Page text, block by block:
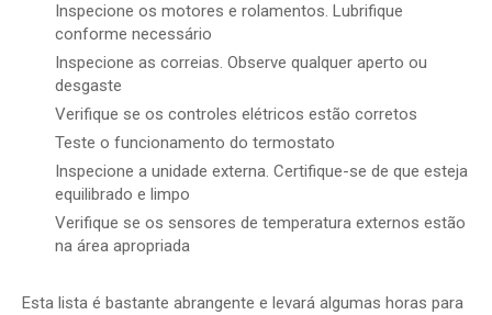
Inspecione os motores e rolamentos. Lubrifique
conforme necessário
Inspecione as correias. Observe qualquer aperto ou
desgaste
Verifique se os controles elétricos estão corretos
Teste o funcionamento do termostato
Inspecione a unidade externa. Certifique-se de que esteja
equilibrado e limpo
Verifique se os sensores de temperatura externos estão
na área apropriada
Esta lista é bastante abrangente e levará algumas horas para